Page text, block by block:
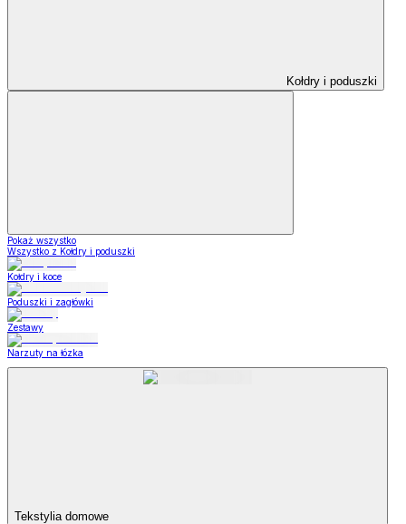
Kołdry i poduszki
Pokaż wszystko
Wszystko z Kołdry i poduszki
Kołdry i koce
Poduszki i zagłówki
Zestawy
Narzuty na łózka
Tekstylia domowe